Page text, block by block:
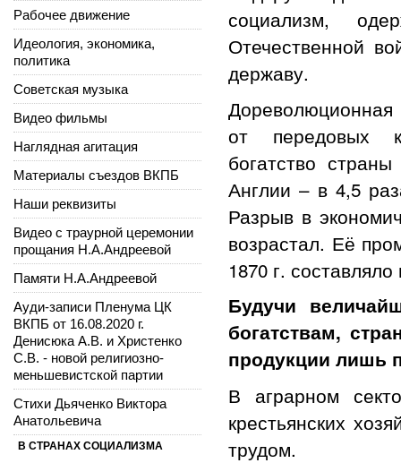
социализм,
Отечественной
державу.
Дореволюционная
от передовых
богатство
Англии – в 4,5
Разрыв в
возрастал. Её
1870 г.
Будучи
богатствам,
продукции лишь
В аграрном
крестьянских
трудом.
Рабочее движение
Идеология, экономика,
политика
Советская музыка
Видео фильмы
Наглядная агитация
Материалы съездов ВКПБ
Наши реквизиты
Видео с траурной церемонии
прощания Н.А.Андреевой
Памяти Н.А.Андреевой
Ауди-записи Пленума ЦК
ВКПБ от 16.08.2020 г.
Денисюка А.В. и Христенко
С.В. - новой религиозно-
меньшевистской партии
Стихи Дьяченко Виктора
Анатольевича
В СТРАНАХ СОЦИАЛИЗМА